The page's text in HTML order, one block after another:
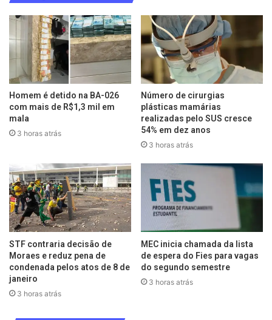
Homem é detido na BA-026
com mais de R$1,3 mil em
mala
3 horas atrás
Número de cirurgias
plásticas mamárias
realizadas pelo SUS cresce
54% em dez anos
3 horas atrás
STF contraria decisão de
Moraes e reduz pena de
condenada pelos atos de 8 de
janeiro
3 horas atrás
MEC inicia chamada da lista
de espera do Fies para vagas
do segundo semestre
3 horas atrás